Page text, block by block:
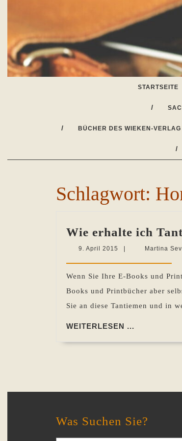
STARTSEITE
BÜCHER DES WIEKEN-
Schlagwort:
Wie erhalte ich
9. April 2015
2015
Martina
Wenn Sie Ihre E-Books und
Books und Printbücher aber
Sie an diese Tantiemen und in
WEITERLESEN ...
Was Suchen Sie?